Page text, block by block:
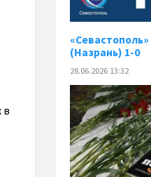
в
(Назрань) 1-0
28.06.2026 13:32